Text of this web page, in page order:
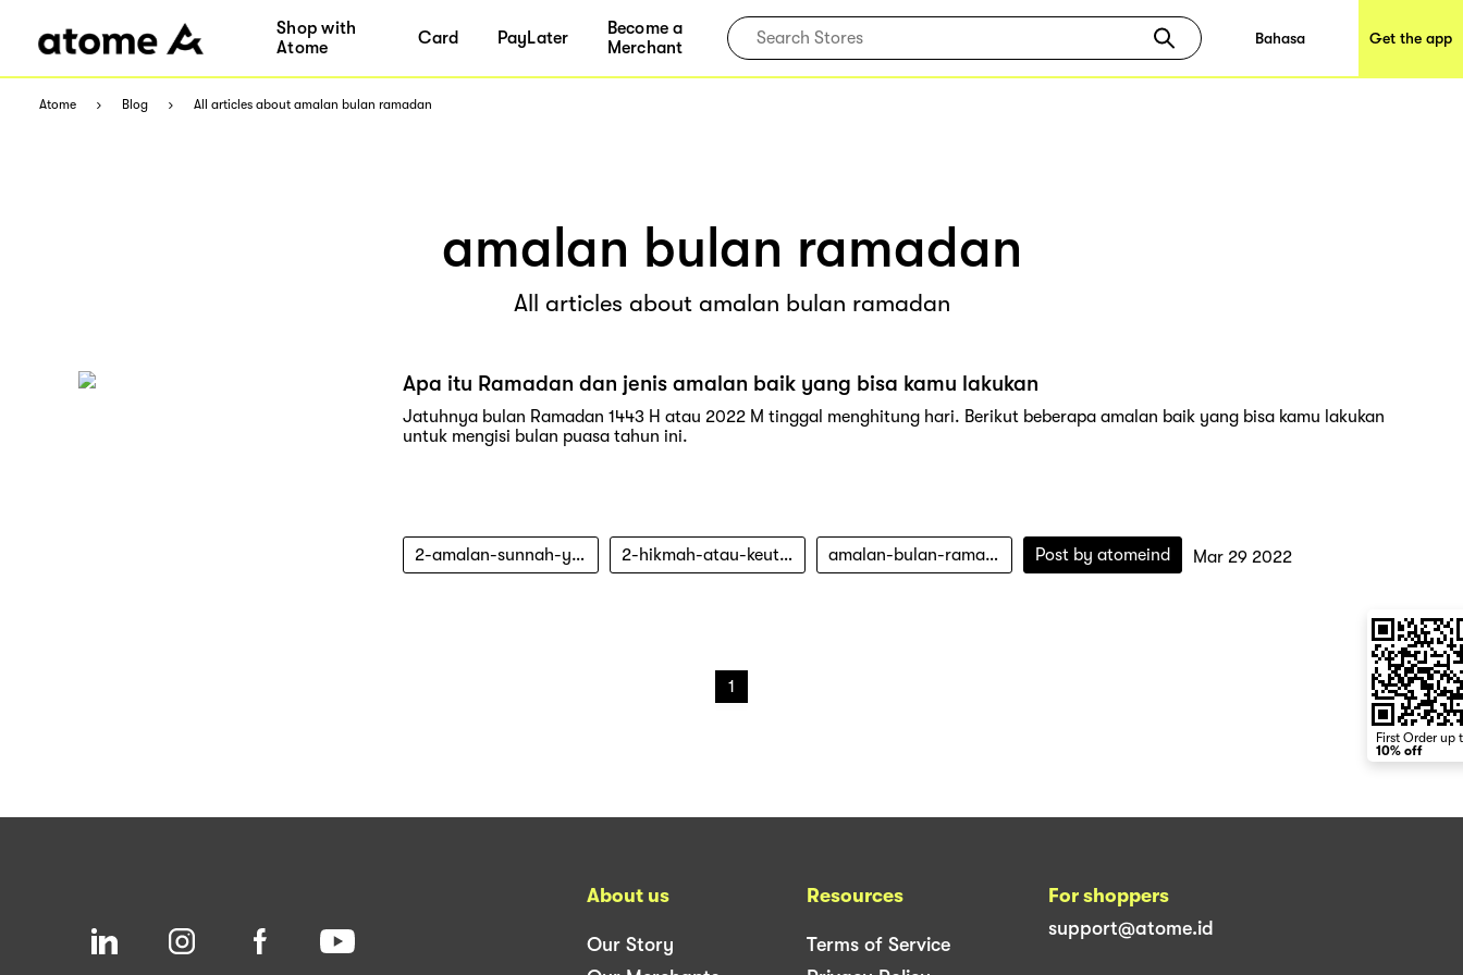
Shop with
Atome
Card PayLater
Become a
Merchant
Bahasa Get the app
Atome Blog All articles about amalan bulan ramadan
amalan bulan ramadan
All articles about amalan bulan ramadan
Apa itu Ramadan dan jenis amalan baik yang bisa kamu lakukan
Jatuhnya bulan Ramadan 1443 H atau 2022 M tinggal menghitung hari. Berikut beberapa amalan baik yang bisa kamu lakukan
untuk mengisi bulan puasa tahun ini.
2-amalan-sunnah-yang-dikerjakan-pada-bulan-ramadan 2-hikmah-atau-keutamaan-tadarus-alquran-di-bulan-ramadan amalan-bulan-ramadan Post by atomeind Mar 29 2022
1
First Order up
10% off
About us
Our Story
Resources
Terms of Service
For shoppers
support@atome.id